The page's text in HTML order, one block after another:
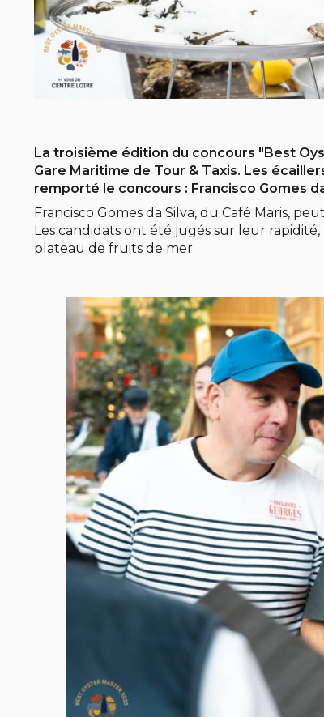
La troisième édition du concours "Best
Gare Maritime de Tour & Taxis. Les
remporté le concours : Francisco Gomes
Francisco Gomes da Silva, du Café Maris,
Les candidats ont été jugés sur leur
plateau de fruits de mer.